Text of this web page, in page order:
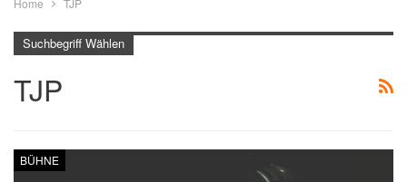
Home TJP
Suchbegriff Wählen
TJP
BÜHNE